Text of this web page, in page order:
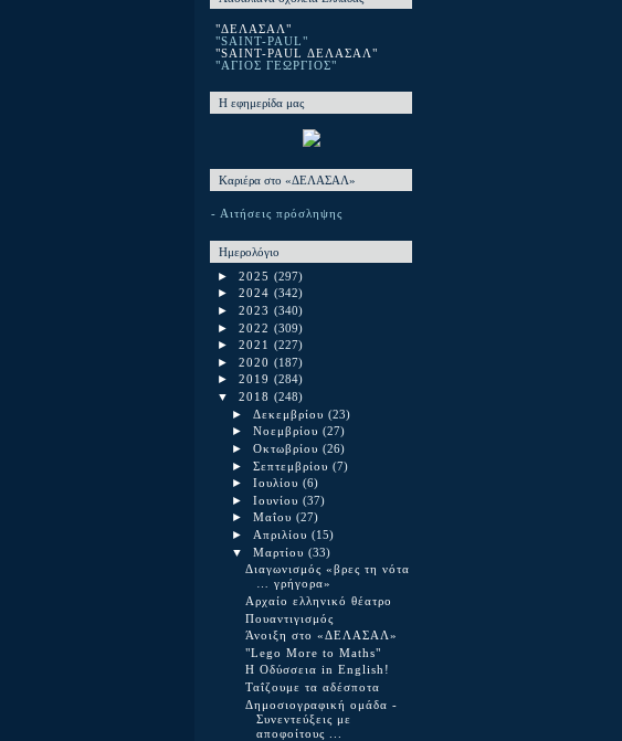
"ΔΕΛΑΣΑΛ"
"SAINT-PAUL"
"SAINT-PAUL ΔΕΛΑΣΑΛ"
"ΑΓΙΟΣ ΓΕΩΡΓΙΟΣ"
Η εφημερίδα μας
Καριέρα στο «ΔΕΛΑΣΑΛ»
- Αιτήσεις πρόσληψης
Ημερολόγιο
► 2025 (297)
► 2024 (342)
► 2023 (340)
► 2022 (309)
► 2021 (227)
► 2020 (187)
► 2019 (284)
▼ 2018 (248)
► Δεκεμβρίου (23)
► Νοεμβρίου (27)
► Οκτωβρίου (26)
► Σεπτεμβρίου (7)
► Ιουλίου (6)
► Ιουνίου (37)
► Μαΐου (27)
► Απριλίου (15)
▼ Μαρτίου (33)
Διαγωνισμός «βρες τη νότα
… γρήγορα»
Αρχαίο ελληνικό θέατρο
Πουαντιγισμός
Άνοιξη στο «ΔΕΛΑΣΑΛ»
"Lego More to Maths"
Η Οδύσσεια in English!
Ταΐζουμε τα αδέσποτα
Δημοσιογραφική ομάδα -
Συνεντεύξεις με
αποφοίτους ...